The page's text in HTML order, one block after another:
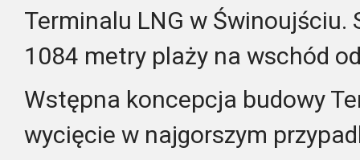
Terminalu LNG w Świnoujściu.
1084 metry plaży na wschód
Wstępna koncepcja budowy
wycięcie w najgorszym